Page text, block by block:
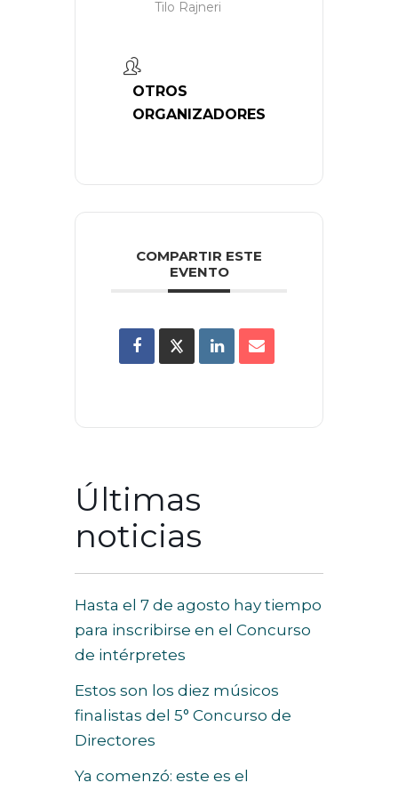
Tilo Rajneri
OTROS
ORGANIZADORES
COMPARTIR ESTE
EVENTO
Últimas
noticias
Hasta el 7 de agosto hay tiempo
para inscribirse en el Concurso
de intérpretes
Estos son los diez músicos
finalistas del 5° Concurso de
Directores
Ya comenzó: este es el